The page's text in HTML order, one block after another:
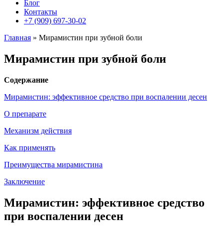
Блог
Контакты
+7 (909) 697-30-02
Главная » Мирамистин при зубной боли
Мирамистин при зубной боли
Содержание
Мирамистин: эффективное средство при воспалении десен
О препарате
Механизм действия
Как применять
Преимущества мирамистина
Заключение
Мирамистин: эффективное средство
при воспалении десен